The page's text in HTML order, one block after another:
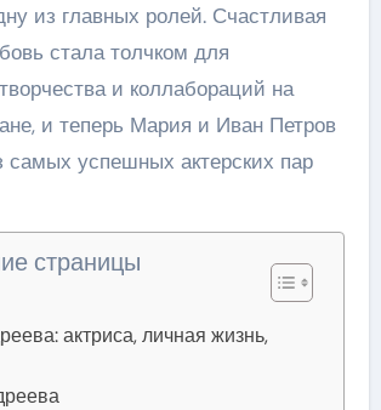
из главных ролей. Счастливая
стала толчком для
и коллабораций на
и теперь Мария и Иван Петров
самых успешных актерских пар
страницы
актриса, личная жизнь,